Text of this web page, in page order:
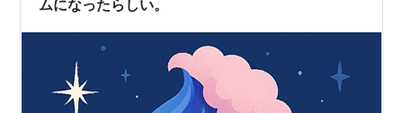
ムになったらしい。